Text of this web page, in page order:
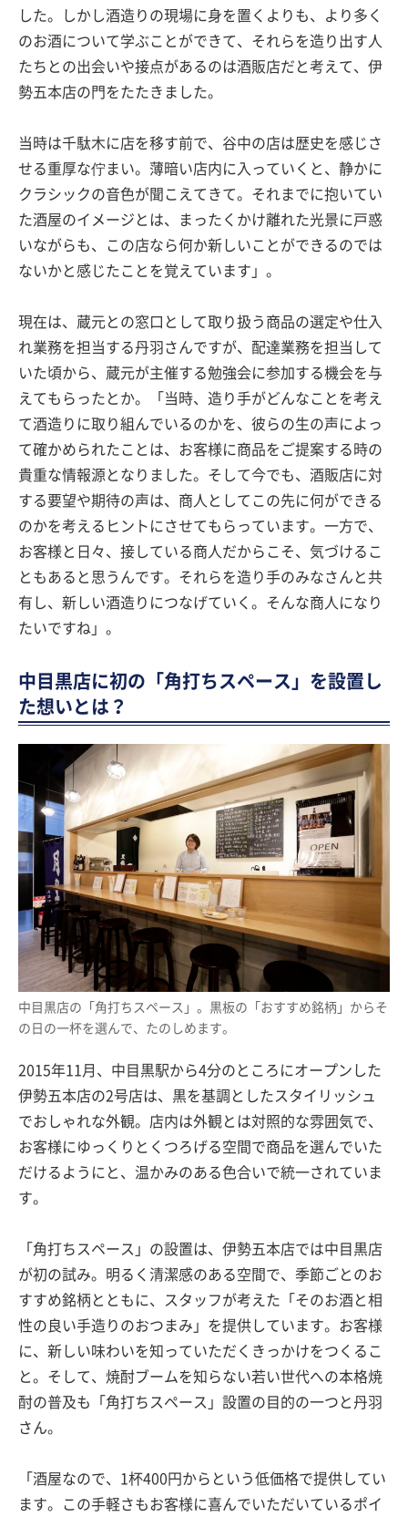
した。しかし酒造りの現場に身を置くよりも、より多く
のお酒について学ぶことができて、それらを造り出す人
たちとの出会いや接点があるのは酒販店だと考えて、伊
勢五本店の門をたたきました。
当時は千駄木に店を移す前で、谷中の店は歴史を感じさ
せる重厚な佇まい。薄暗い店内に入っていくと、静かに
クラシックの音色が聞こえてきて。それまでに抱いてい
た酒屋のイメージとは、まったくかけ離れた光景に戸惑
いながらも、この店なら何か新しいことができるのでは
ないかと感じたことを覚えています」。
現在は、蔵元との窓口として取り扱う商品の選定や仕入
れ業務を担当する丹羽さんですが、配達業務を担当して
いた頃から、蔵元が主催する勉強会に参加する機会を与
えてもらったとか。「当時、造り手がどんなことを考え
て酒造りに取り組んでいるのかを、彼らの生の声によっ
て確かめられたことは、お客様に商品をご提案する時の
貴重な情報源となりました。そして今でも、酒販店に対
する要望や期待の声は、商人としてこの先に何ができる
のかを考えるヒントにさせてもらっています。一方で、
お客様と日々、接している商人だからこそ、気づけるこ
ともあると思うんです。それらを造り手のみなさんと共
有し、新しい酒造りにつなげていく。そんな商人になり
たいですね」。
中目黒店に初の「角打ちスペース」を設置し
た想いとは？
中目黒店の「角打ちスペース」。黒板の「おすすめ銘柄」からそ
の日の一杯を選んで、たのしめます。
2015年11月、中目黒駅から4分のところにオープンした
伊勢五本店の2号店は、黒を基調としたスタイリッシュ
でおしゃれな外観。店内は外観とは対照的な雰囲気で、
お客様にゆっくりとくつろげる空間で商品を選んでいた
だけるようにと、温かみのある色合いで統一されていま
す。
「角打ちスペース」の設置は、伊勢五本店では中目黒店
が初の試み。明るく清潔感のある空間で、季節ごとのお
すすめ銘柄とともに、スタッフが考えた「そのお酒と相
性の良い手造りのおつまみ」を提供しています。お客様
に、新しい味わいを知っていただくきっかけをつくるこ
と。そして、焼酎ブームを知らない若い世代への本格焼
酎の普及も「角打ちスペース」設置の目的の一つと丹羽
さん。
「酒屋なので、1杯400円からという低価格で提供してい
ます。この手軽さもお客様に喜んでいただいているポイ